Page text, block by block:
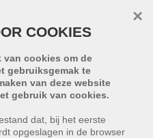
COOKIES
van cookies om de
gebruiksgemak te
van deze website
gebruik van cookies.
dat, bij het eerste
opgeslagen in de browser
×